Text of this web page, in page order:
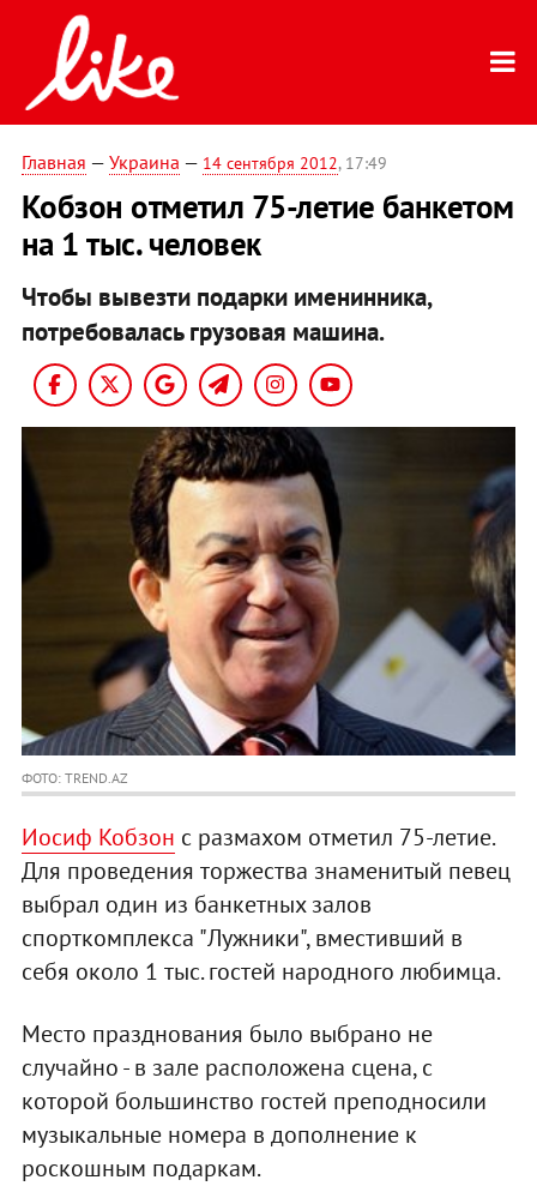
Главная — Украина — 14 сентября 2012, 17:49
Кобзон отметил 75-летие банкетом
на 1 тыс. человек
Чтобы вывезти подарки именинника,
потребовалась грузовая машина.
ФОТО: TREND.AZ
Иосиф Кобзон с размахом отметил 75-летие.
Для проведения торжества знаменитый певец
выбрал один из банкетных залов
спорткомплекса "Лужники", вместивший в
себя около 1 тыс. гостей народного любимца.
Место празднования было выбрано не
случайно - в зале расположена сцена, с
которой большинство гостей преподносили
музыкальные номера в дополнение к
роскошным подаркам.